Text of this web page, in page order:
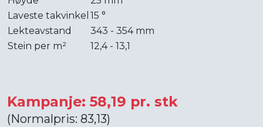
Laveste takvinkel 15 °
Lekteavstand
343 - 354 mm
Stein per m²
12,4 - 13,1
Kampanje: 58,19 pr. stk
(Normalpris: 83,13)